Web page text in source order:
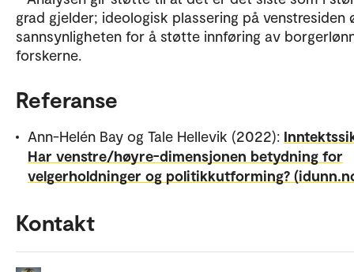
grad gjelder; ideologisk plassering på venstresiden
sannsynligheten for å støtte innføring av
forskerne.
Referanse
Ann-Helén Bay og Tale Hellevik (2022):
Har venstre/høyre-dimensjonen betydning for
velgerholdninger og politikkutforming?
Kontakt